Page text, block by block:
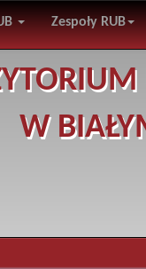
Zespoły RUB
W